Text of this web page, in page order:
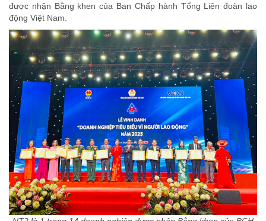
được nhận Bằng khen của Ban Chấp hành Tổng Liên đoàn lao
động Việt Nam.